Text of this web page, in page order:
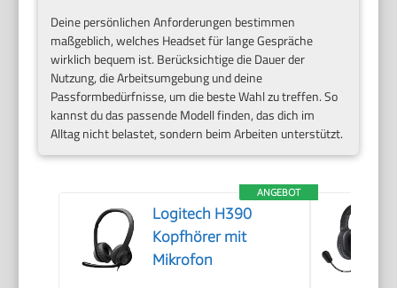
Deine persönlichen Anforderungen bestimmen
maßgeblich, welches Headset für lange Gespräche
wirklich bequem ist. Berücksichtige die Dauer der
Nutzung, die Arbeitsumgebung und deine
Passformbedürfnisse, um die beste Wahl zu treffen. So
kannst du das passende Modell finden, das dich im
Alltag nicht belastet, sondern beim Arbeiten unterstützt.
ANGEBOT
Logitech H390
Kopfhörer mit
Mikrofon